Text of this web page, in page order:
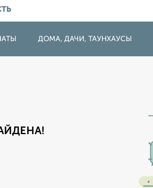
ДОМА, ДАЧИ, ТАУНХАУСЫ